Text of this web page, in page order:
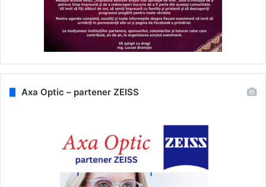
Axa Optic – partener ZEISS